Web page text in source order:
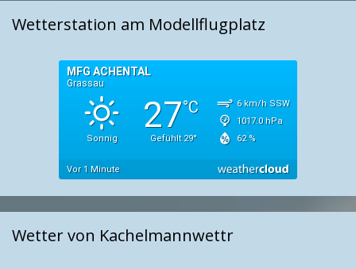
Wetterstation am Modellflugplatz
Wetter von Kachelmannwettr